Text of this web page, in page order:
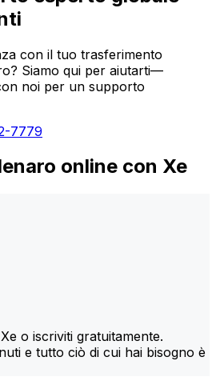
con il tuo trasferimento
Siamo qui per aiutarti—
noi per un supporto
7779
online con Xe
o iscriviti gratuitamente.
e tutto ciò di cui hai bisogno è